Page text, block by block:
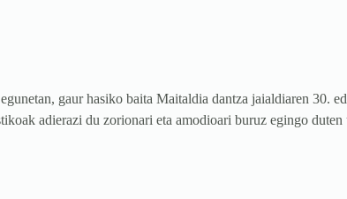
gaur hasiko baita Maitaldia dantza jaialdiaren 30.
adierazi du zorionari eta amodioari buruz egingo duten